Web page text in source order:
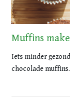
Muffins
Iets minder
chocolade